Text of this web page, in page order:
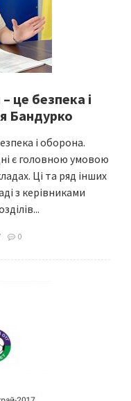
це безпека і
Бандурко
і оборона.
є головною умовою
Ці та ряд інших
з керівниками
0